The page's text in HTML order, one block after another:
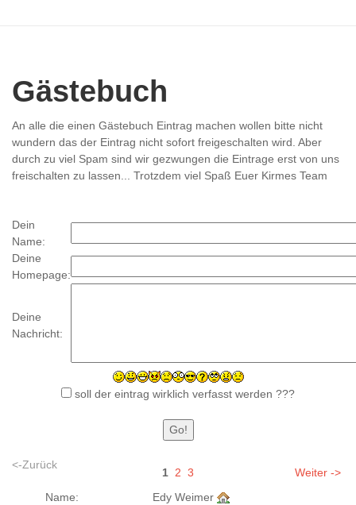
Gästebuch
An alle die einen Gästebuch Eintrag machen wollen bitte nicht
wundern das der Eintrag nicht sofort freigeschalten wird. Aber
durch zu viel Spam sind wir gezwungen die Eintrage erst von uns
freischalten zu lassen... Trotzdem viel Spaß Euer Kirmes Team
Dein
Name:
Deine
Homepage:
Deine
Nachricht:
soll der eintrag wirklich verfasst werden ???
<-Zurück
1 2 3
Weiter ->
Name:
Edy Weimer